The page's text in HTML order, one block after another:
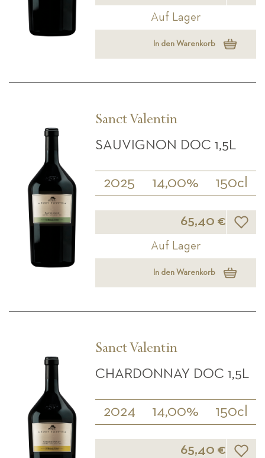
Auf Lager
In den Warenkorb
Sanct Valentin
SAUVIGNON DOC 1,5L
2025 14,00% 150cl
65,40 €
Auf Lager
In den Warenkorb
Sanct Valentin
CHARDONNAY DOC 1,5L
2024 14,00% 150cl
65,40 €